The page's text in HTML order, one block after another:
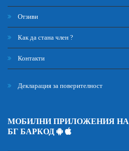
Отзиви
Как да стана член ?
Контакти
Декларация за поверителност
МОБИЛНИ ПРИЛОЖЕНИЯ
БГ БАРКОД